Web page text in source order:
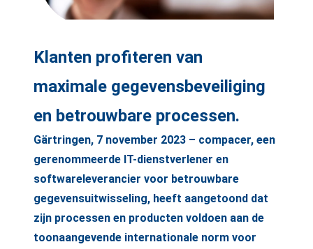
Klanten profiteren van
maximale gegevensbeveiliging
en betrouwbare processen.
Gärtringen, 7 november 2023 – compacer, een
gerenommeerde IT-dienstverlener en
softwareleverancier voor betrouwbare
gegevensuitwisseling, heeft aangetoond dat
zijn processen en producten voldoen aan de
toonaangevende internationale norm voor